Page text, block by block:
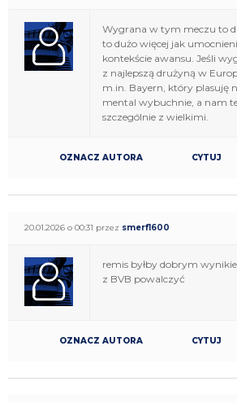
Wygrana w tym meczu to
to dużo więcej jak
kontekście awansu. Jeśli
z najlepszą drużyną w
m.in. Bayern, który plasuję
mental wybuchnie, a nam
szczególnie z wielkimi.
OZNACZ AUTORA CYTUJ
20.01.2026 o 00:31 przez smerf1600
remis byłby dobrym
z BVB powalczyć
OZNACZ AUTORA CYTUJ